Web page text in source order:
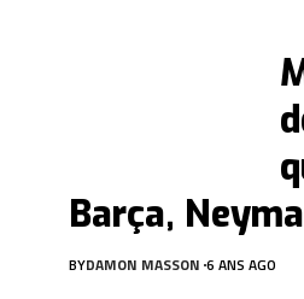
Barça,
BYDAMON MASSON 6 ANS AGO